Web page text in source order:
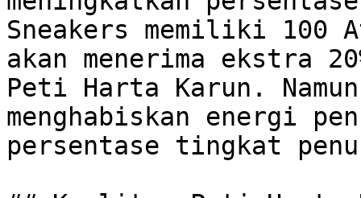
Sneakers memiliki 100
akan menerima ekstra
Peti Harta Karun.
menghabiskan energi
persentase tingkat